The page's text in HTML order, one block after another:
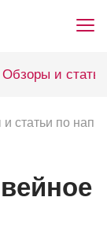
Обзоры и статьи
и статьи по